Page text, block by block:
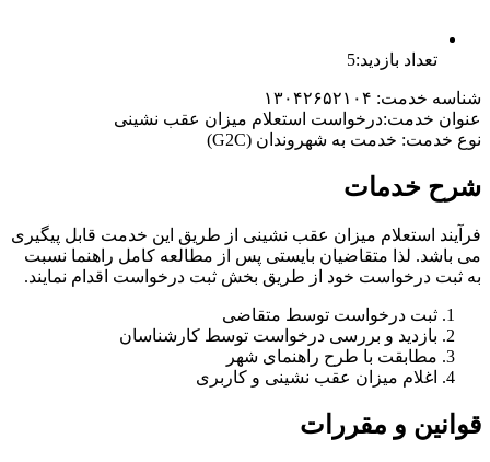
تعداد بازدید:5
شناسه خدمت: ۱۳۰۴۲۶۵۲۱۰۴
عنوان خدمت:درخواست استعلام میزان عقب نشینی
نوع خدمت: خدمت به شهروندان (G2C)
شرح خدمات
فرآیند استعلام میزان عقب نشینی از طریق این خدمت قابل پیگیری
می باشد. لذا متقاضیان بایستی پس از مطالعه کامل راهنما نسبت
به ثبت درخواست خود از طریق بخش ثبت درخواست اقدام نمایند.
ثبت درخواست توسط متقاضی
بازدید و بررسی درخواست توسط کارشناسان
مطابقت با طرح راهنمای شهر
اغلام میزان عقب نشینی و کاربری
قوانین و مقررات